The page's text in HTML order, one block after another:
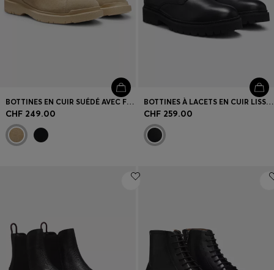
BOTTINES EN CUIR SUÉDÉ AVEC FINITIONS EN CUIR
CHF 249.00
BOTTINES À LACETS EN CUIR LISSE AVEC FERMETURE ÉCLAIR LATÉRALE
CHF 259.00